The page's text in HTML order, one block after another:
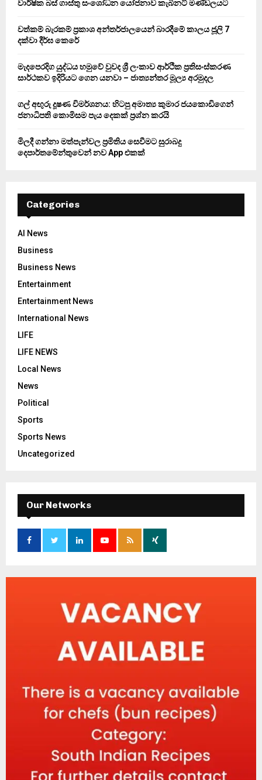
r
වාර්ෂික බස් ගාස්තු සංශෝධන යෝජනාව කැබිනට් මණ්ඩලයට
වත්කම් බැරකම් ප්‍රකාශ අන්තර්ජාලයෙන් බාරදීමේ කාලය ජූලි 7
දක්වා දීර්ඝ කෙරේ
මැදපෙරදිග යුද්ධය හමුවේ වුවද ශ්‍රී ලංකාව ආර්ථික ප්‍රතිසංස්කරණ
සාර්ථකව ඉදිරියට ගෙන යනවා – ජාත්‍යන්තර මූල්‍ය අරමුදල
ගල් අඟුරු දූෂණ විමර්ශනය: හිටපු අමාත්‍ය කුමාර ජයකොඩිගෙන්
ජනාධිපති කොමිසම පැය දෙකක් ප්‍රශ්න කරයි
මිලදී ගන්නා මත්පැන්වල ප්‍රමිතිය සෙවීමට සුරාබදු
දෙපාර්තමේන්තුවෙන් නව App එකක්
Categories
AI News
Business
Business News
Entertainment
Entertainment News
International News
LIFE
LIFE NEWS
Local News
News
Political
Sports
Sports News
Uncategorized
Our Networks